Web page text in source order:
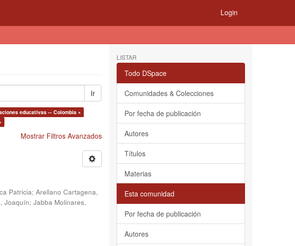
Login
Ir
educativas -- Colombia ×
Mostrar Filtros Avanzados
Patricia; Arellano Cartagena,
Joaquín; Jabba Molinares,
LISTAR
Todo DSpace
Comunidades & Colecciones
Por fecha de publicación
Autores
Títulos
Materias
Esta comunidad
Por fecha de publicación
Autores